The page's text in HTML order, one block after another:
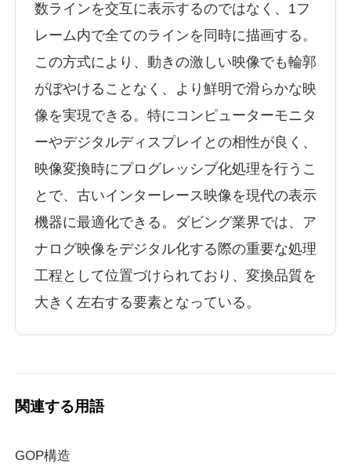
数ラインを交互に表示するのではなく、1フ
レーム内で全てのラインを同時に描画する。
この方式により、動きの激しい映像でも輪郭
がぼやけることなく、より鮮明で滑らかな映
像を実現できる。特にコンピューターモニタ
ーやデジタルディスプレイとの相性が良く、
映像変換時にプログレッシブ化処理を行うこ
とで、古いインターレース映像を現代の表示
機器に最適化できる。ダビング業界では、ア
ナログ映像をデジタル化する際の重要な処理
工程として位置づけられており、変換品質を
大きく左右する要素となっている。
関連する用語
GOP構造